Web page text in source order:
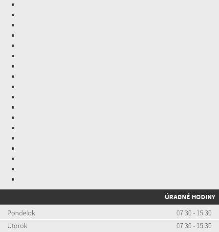
ÚRADNÉ HODINY
Pondelok
07:30 - 15:30
Utorok
07:30 - 15:30